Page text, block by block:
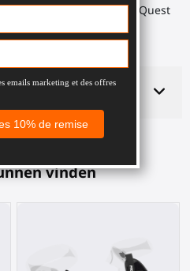
ProStraps voor Meta Quest
vinden